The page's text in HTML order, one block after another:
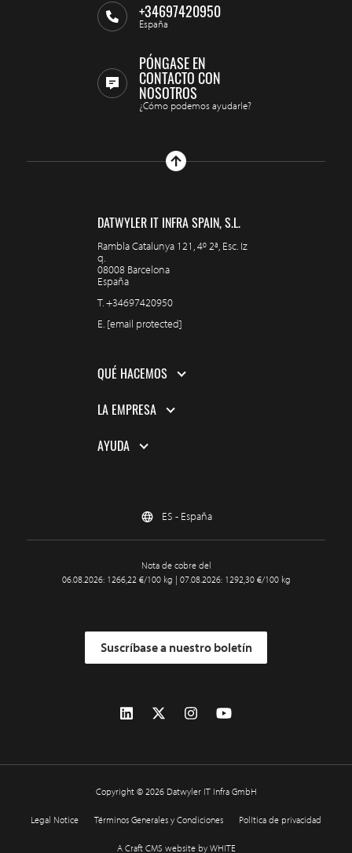
+34697420950
España
PÓNGASE EN
CONTACTO CON
NOSOTROS
¿Cómo podemos ayudarle?
DATWYLER IT INFRA SPAIN, S.L.
Rambla Catalunya 121, 4º 2ª, Esc. Iz
q.
08008 Barcelona
España
T.+34697420950
E. [email protected]
QUÉ HACEMOS
LA EMPRESA
AYUDA
ES - España
Nota de cobre del
06.08.2026: 1266,22 €/100 kg | 07.08.2026: 1292,30 €/100 kg
Suscríbase a nuestro boletín
Copyright © 2026 Datwyler IT Infra GmbH
Legal Notice Términos Generales y Condiciones Política de privacidad
A Craft CMS website by WHITE